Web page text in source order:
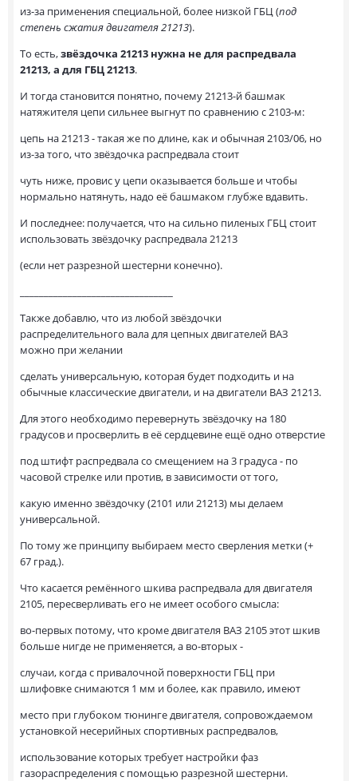
из-за применения специальной, более низкой ГБЦ (под
степень сжатия двигателя 21213).
То есть,звёздочка 21213 нужна не для распредвала
21213, а для ГБЦ 21213.
И тогда становится понятно, почему 21213-й башмак
натяжителя цепи сильнее выгнут по сравнению с 2103-м:
цепь на 21213 - такая же по длине, как и обычная 2103/06, но
из-за того, что звёздочка распредвала стоит
чуть ниже, провис у цепи оказывается больше и чтобы
нормально натянуть, надо её башмаком глубже вдавить.
И последнее: получается, что на сильно пиленых ГБЦ стоит
использовать звёздочку распредвала 21213
(если нет разрезной шестерни конечно).
Также добавлю, что из любой звёздочки
распределительного вала для цепных двигателей ВАЗ
можно при желании
сделать универсальную, которая будет подходить и на
обычные классические двигатели, и на двигатели ВАЗ 21213.
Для этого необходимо перевернуть звёздочку на 180
градусов и просверлить в её сердцевине ещё одно отверстие
под штифт распредвала со смещением на 3 градуса - по
часовой стрелке или против, в зависимости от того,
какую именно звёздочку (2101 или 21213) мы делаем
универсальной.
По тому же принципу выбираем место сверления метки (+
67 град.).
Что касается ремённого шкива распредвала для двигателя
2105, пересверливать его не имеет особого смысла:
во-первых потому, что кроме двигателя ВАЗ 2105 этот шкив
больше нигде не применяется, а во-вторых -
случаи, когда с привалочной поверхности ГБЦ при
шлифовке снимаются 1 мм и более, как правило, имеют
место при глубоком тюнинге двигателя, сопровождаемом
установкой несерийных спортивных распредвалов,
использование которых требует настройки фаз
газораспределения с помощью разрезной шестерни.